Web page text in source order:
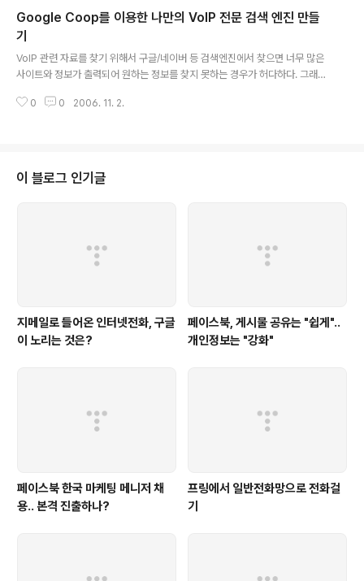
용하는데 이용자 PC에 Google Talk 또는 Skype가 설치되어 있지 않아도
전화번호만 입력하면 이용할 수 있도록 되어 있다. Google 공식 블로그에서
설명하길, 이용자 측에 전화가 연결되..
Google Coop를 이용한 나만의 VoIP 전문 검색 엔진 만들
기
VoIP 관련 자료를 찾기 위해서 구글/네이버 등 검색엔진에서 찾으면 너무 많은
사이트와 정보가 출력되어 원하는 정보를 찾지 못하는 경우가 허다하다. 그래서
gine)를 이용해서 직접 검색 사이트를 만들어 보기로 했다. 아래와 같이 구글에
한국의 경우 IT뉴스 전문 사이트를 대상으로 했다. Google에서 제공하는 나의
Coop 사이트보다는 내가 직접 만든 검색 사이트임을 보이기 위해 구글 P..
0 0 2006. 11. 2.
이 블로그 인기글
지메일로 들어온 인터넷전화, 구글
이 노리는 것은?
페이스북, 게시물 공유는 "쉽게"..
개인정보는 "강화"
페이스북 한국 마케팅 메니저 채
용.. 본격 진출하나?
프링에서 일반전화망으로 전화걸
기